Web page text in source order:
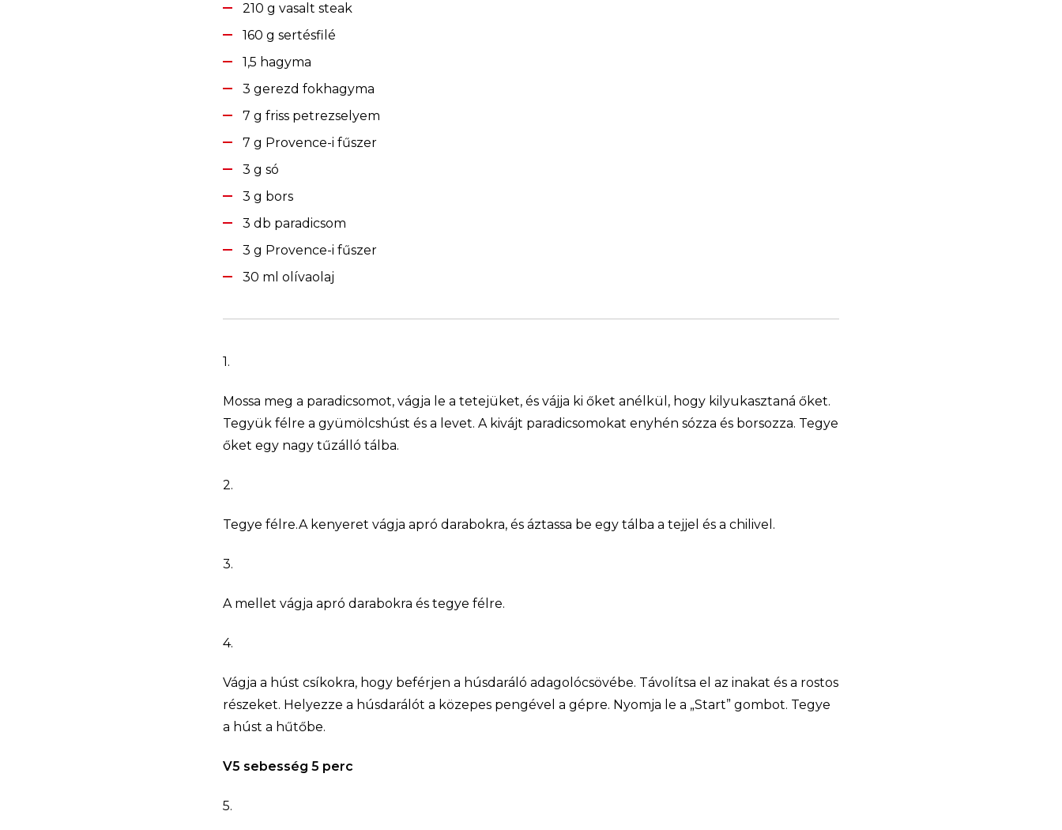
210 g vasalt steak
160 g sertésfilé
1,5 hagyma
3 gerezd fokhagyma
7 g friss petrezselyem
7 g Provence-i fűszer
3 g só
3 g bors
3 db paradicsom
3 g Provence-i fűszer
30 ml olívaolaj
1.
Mossa meg a paradicsomot, vágja le a tetejüket, és vájja ki őket anélkül, hogy kilyukasztaná őket.
Tegyük félre a gyümölcshúst és a levet. A kivájt paradicsomokat enyhén sózza és borsozza. Tegye
őket egy nagy tűzálló tálba.
2.
Tegye félre.A kenyeret vágja apró darabokra, és áztassa be egy tálba a tejjel és a chilivel.
3.
A mellet vágja apró darabokra és tegye félre.
4.
Vágja a húst csíkokra, hogy beférjen a húsdaráló adagolócsövébe. Távolítsa el az inakat és a rostos
részeket. Helyezze a húsdarálót a közepes pengével a gépre. Nyomja le a „Start” gombot. Tegye
a húst a hűtőbe.
V5 sebesség 5 perc
5.